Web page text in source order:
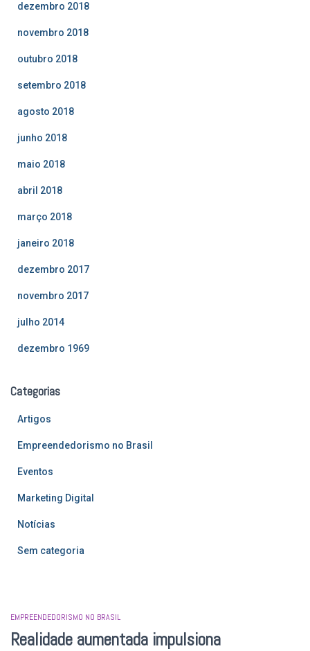
dezembro 2018
novembro 2018
outubro 2018
setembro 2018
agosto 2018
junho 2018
maio 2018
abril 2018
março 2018
janeiro 2018
dezembro 2017
novembro 2017
julho 2014
dezembro 1969
Categorias
Artigos
Empreendedorismo no Brasil
Eventos
Marketing Digital
Notícias
Sem categoria
EMPREENDEDORISMO NO BRASIL
Realidade aumentada impulsiona